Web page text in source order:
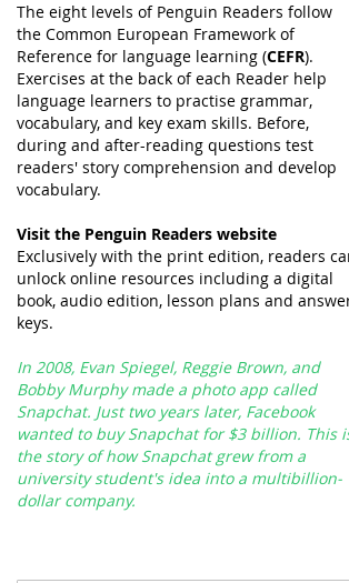
The eight levels of Penguin Readers follow
the Common European Framework of
Reference for language learning (CEFR).
Exercises at the back of each Reader help
language learners to practise grammar,
vocabulary, and key exam skills. Before,
during and after-reading questions test
readers' story comprehension and develop
vocabulary.
Visit the Penguin Readers website
Exclusively with the print edition, readers
unlock online resources including a digital
book, audio edition, lesson plans and
keys.
In 2008, Evan Spiegel, Reggie Brown, and
Bobby Murphy made a photo app called
Snapchat. Just two years later, Facebook
wanted to buy Snapchat for $3 billion. This
the story of how Snapchat grew from a
university student's idea into a multibillion-
dollar company.